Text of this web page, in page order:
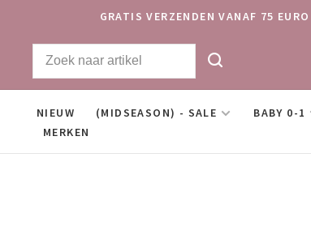
GRATIS VERZENDEN VANAF 75
NIEUW (MIDSEASON) - SALE BABY 0-1
MERKEN